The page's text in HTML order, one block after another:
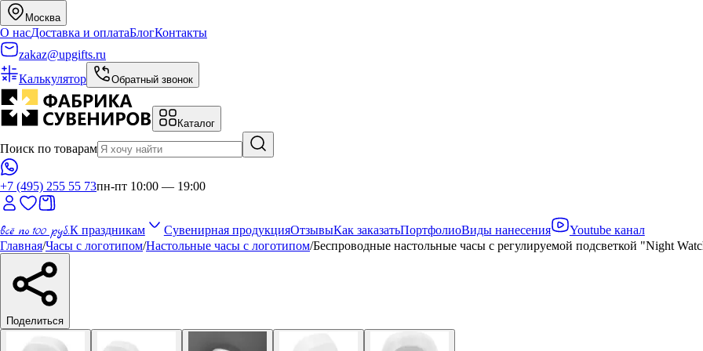
Москва
О насДоставка и оплатаБлогКонтакты
zakaz@upgifts.ru
Калькулятор
Обратный звонок
Каталог
Поиск по товарам
+7 (495) 255 55 73пн-пт 10:00 — 19:00
всё по 100 руб.К праздникам Сувенирная продукцияОтзывыКак заказатьПортфолиоВиды нанесения
Youtube канал
Главная/Часы с логотипом/Настольные часы с логотипом/Беспроводные настольные часы с регулируемой подсветкой "Night
Поделиться